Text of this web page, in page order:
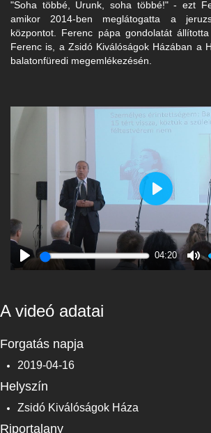
"Soha többé, Urunk, soha többé!" - ezt
amikor 2014-ben meglátogatta a
központot. Ferenc pápa gondolatát
Ferenc is, a Zsidó Kiválóságok Házában a
balatonfüredi megemlékezésén.
Play
04:20
Play
A videó adatai
Forgatás napja
2019-04-16
Helyszín
Zsidó Kiválóságok Háza
Riportalany